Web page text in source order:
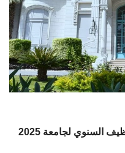
الطلاب
هيئة التدريس
الدراسات العليا
2025 مركز التوظيف يعلن عن ملتقى التوظيف السنوي لجامعة